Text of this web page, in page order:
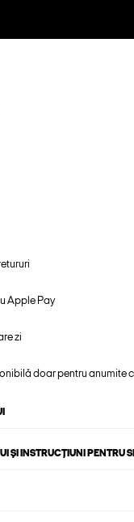
Apple Pay
zi
doar pentru anumite
ȘI INSTRUCȚIUNI PENTRU